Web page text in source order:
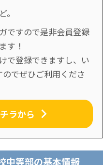
。
ですので是非会員登録
す！
で登録できますし、い
でぜひご利用くださ
ラから
中等部の基本情報